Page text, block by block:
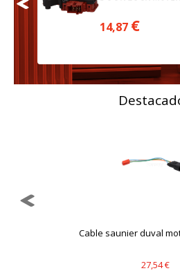
14,87 €
Cable saunier duval
27,54 €
Cookies dirigidas
Estas cookies pueden ser
utilizadas por esas empresas
intereses y mostrarle anuncios
No almacenan directamente
que se basan en la
dispositivo de Internet.
política de cookies